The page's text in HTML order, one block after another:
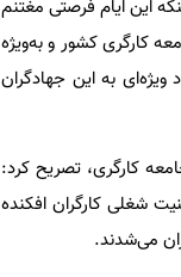
این ایام فرصتی مغتنم
کارگری کشور و به‌ویژه
به این جهادگران
کارگری، تصریح کرد:
شغلی کارگران افکنده
می‌شدند.